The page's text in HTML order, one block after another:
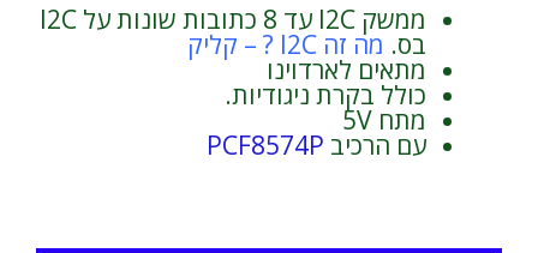
ממשק I2C עד 8 כתובות שונות על I2C
בס. מה זה I2C ? – קליק
מתאים לארדוינו
כולל בקרת ניגודיות.
מתח 5V
עם הרכיב PCF8574P